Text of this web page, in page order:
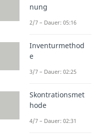
nung
2/7 – Dauer: 05:16
Inventurmethod
e
3/7 – Dauer: 02:25
Skontrationsmet
hode
4/7 – Dauer: 02:31